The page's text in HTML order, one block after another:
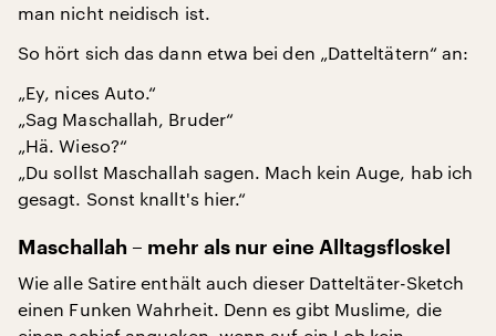
man nicht neidisch ist.
So hört sich das dann etwa bei den „Datteltätern“ an:
„Ey, nices Auto.“
„Sag Maschallah, Bruder“
„Hä. Wieso?“
„Du sollst Maschallah sagen. Mach kein Auge, hab ich
gesagt. Sonst knallt's hier.“
Maschallah – mehr als nur eine Alltagsfloskel
Wie alle Satire enthält auch dieser Datteltäter-Sketch
einen Funken Wahrheit. Denn es gibt Muslime, die